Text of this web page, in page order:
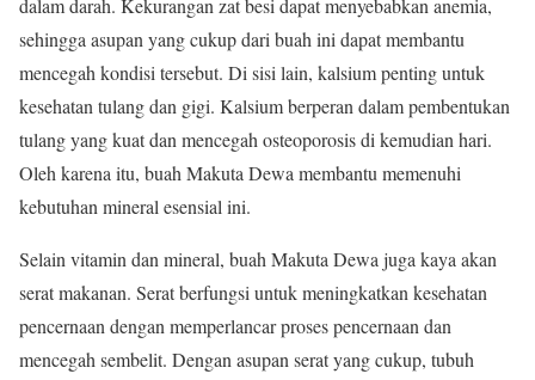
dalam darah. Kekurangan zat besi dapat menyebabkan anemia,
sehingga asupan yang cukup dari buah ini dapat membantu
mencegah kondisi tersebut. Di sisi lain, kalsium penting untuk
kesehatan tulang dan gigi. Kalsium berperan dalam pembentukan
tulang yang kuat dan mencegah osteoporosis di kemudian hari.
Oleh karena itu, buah Makuta Dewa membantu memenuhi
kebutuhan mineral esensial ini.
Selain vitamin dan mineral, buah Makuta Dewa juga kaya akan
serat makanan. Serat berfungsi untuk meningkatkan kesehatan
pencernaan dengan memperlancar proses pencernaan dan
mencegah sembelit. Dengan asupan serat yang cukup, tubuh